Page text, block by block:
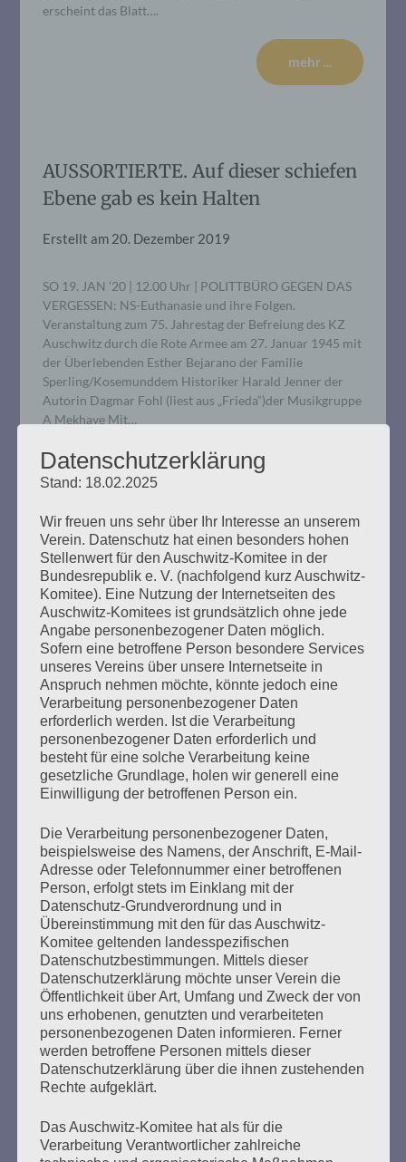
erscheint das Blatt….
mehr ...
AUSSORTIERTE. Auf dieser schiefen
Ebene gab es kein Halten
Erstellt am 20. Dezember 2019
SO 19. JAN ’20 | 12.00 Uhr | POLITTBÜRO GEGEN DAS
VERGESSEN: NS-Euthanasie und ihre Folgen.
Veranstaltung zum 75. Jahrestag der Befreiung des KZ
Auschwitz durch die Rote Armee am 27. Januar 1945 mit
der Überlebenden Esther Bejarano der Familie
Sperling/Kosemunddem Historiker Harald Jenner der
Autorin Dagmar Fohl (liest aus „Frieda“)der Musikgruppe
A Mekhaye Mit…
11. Verhandlungstag, Dienstag,
17.12.2019
Erstellt am17. Dezember 2019
Bruno D. wurde zunächst von der Staatsanwaltschaft
vernommen. Zu Beginn machte er einen müden
Eindruck, seine Aussagen wurden aber nach kurzer Zeit
klar und deutlich. Der Staatsanwalt griff eine frühere
Äußerung von Bruno D. auf, wonach dieser einmal
gesehen habe, wie Menschen aus der Gaskammer in das
sich…
mehr ...
Seitennummerierung
der
Beiträge
Zurück 27 Weiter
nicht allein. Wir sind viele. Macht mit, denn wer
schweigt, stimmt zu! Wegsehen ändert nichts.
Datenschutzerklärung
Stand: 18.02.2025
Wir freuen uns sehr über Ihr Interesse an unserem
Verein. Datenschutz hat einen besonders hohen
Stellenwert für den Auschwitz-Komitee in der
Bundesrepublik e. V. (nachfolgend kurz Auschwitz-
Komitee). Eine Nutzung der Internetseiten des
Auschwitz-Komitees ist grundsätzlich ohne jede
Angabe personenbezogener Daten möglich.
Sofern eine betroffene Person besondere Services
unseres Vereins über unsere Internetseite in
Anspruch nehmen möchte, könnte jedoch eine
Verarbeitung personenbezogener Daten
erforderlich werden. Ist die Verarbeitung
personenbezogener Daten erforderlich und
besteht für eine solche Verarbeitung keine
gesetzliche Grundlage, holen wir generell eine
Einwilligung der betroffenen Person ein.
Die Verarbeitung personenbezogener Daten,
beispielsweise des Namens, der Anschrift, E-Mail-
Adresse oder Telefonnummer einer betroffenen
Person, erfolgt stets im Einklang mit der
Datenschutz-Grundverordnung und in
Übereinstimmung mit den für das Auschwitz-
Komitee geltenden landesspezifischen
Datenschutzbestimmungen. Mittels dieser
Datenschutzerklärung möchte unser Verein die
Öffentlichkeit über Art, Umfang und Zweck der von
uns erhobenen, genutzten und verarbeiteten
personenbezogenen Daten informieren. Ferner
werden betroffene Personen mittels dieser
Datenschutzerklärung über die ihnen zustehenden
Rechte aufgeklärt.
Das Auschwitz-Komitee hat als für die
Verarbeitung Verantwortlicher zahlreiche